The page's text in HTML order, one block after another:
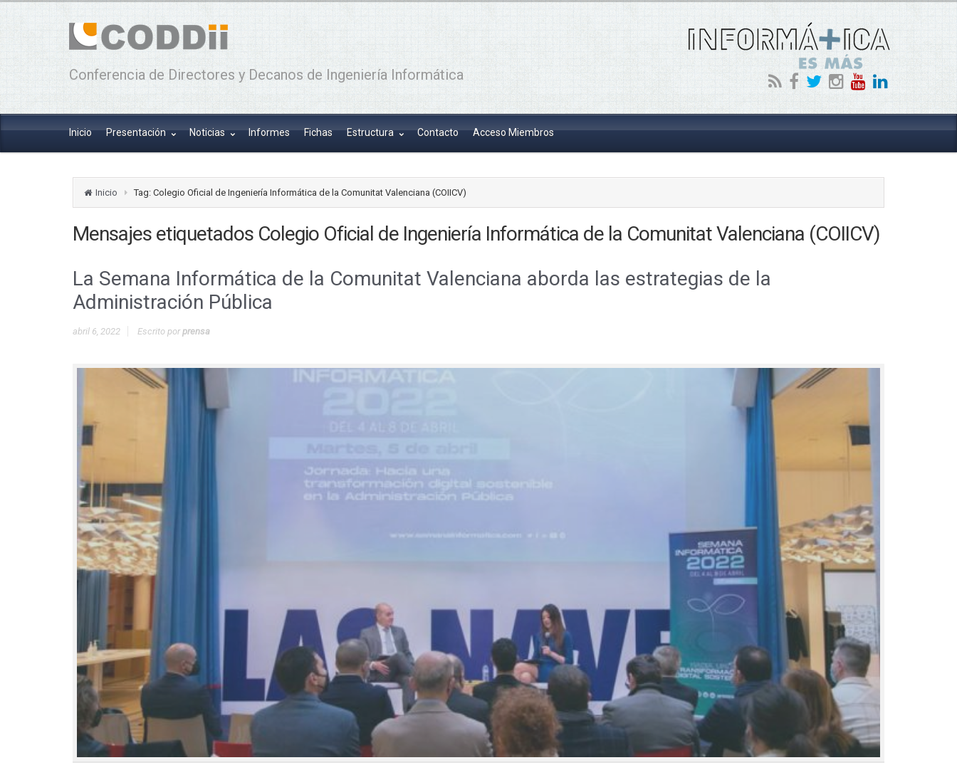
Conferencia de Directores y Decanos de Ingeniería Informática
Inicio Presentación Noticias Informes Fichas Estructura Contacto Acceso Miembros
Inicio Tag: Colegio Oficial de Ingeniería Informática de la Comunitat Valenciana (COIICV)
Mensajes etiquetados Colegio Oficial de Ingeniería Informática de la Comunitat Valenciana (COIICV)
La Semana Informática de la Comunitat Valenciana aborda las estrategias de la
Administración Pública
abril 6, 2022 Escrito porprensa